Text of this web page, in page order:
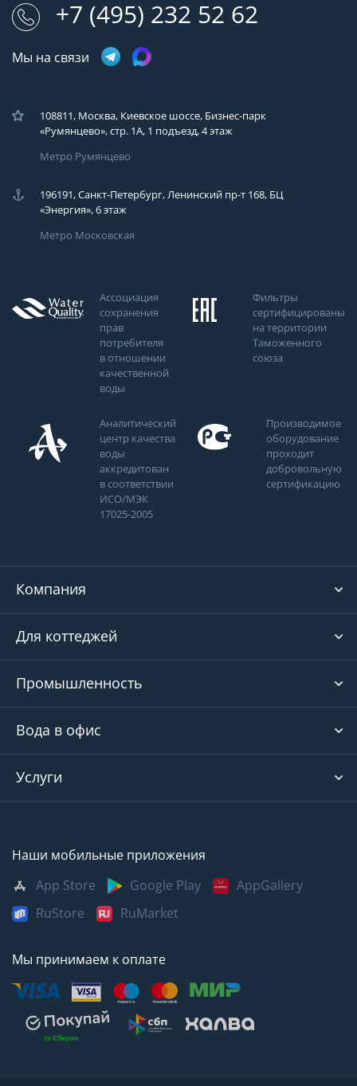
+7 (495) 232 52 62
Мы на связи
108811, Москва, Киевское шоссе, Бизнес-парк
«Румянцево», стр. 1А, 1 подъезд, 4 этаж
Метро Румянцево
196191, Санкт-Петербург, Ленинский пр-т 168, БЦ
«Энергия», 6 этаж
Метро Московская
Ассоциация
сохранения
прав
потребителя
в отношении
качественной
воды
Фильтры
сертифицированы
на территории
Таможенного
союза
Аналитический
центр качества
воды
аккредитован
в соответствии
ИСО/МЭК
17025-2005
Производимое
оборудование
проходит
добровольную
сертификацию
Компания
Для коттеджей
Промышленность
Вода в офис
Услуги
Наши мобильные приложения
App Store
Google Play
AppGallery
RuStore
RuMarket
Мы принимаем к оплате